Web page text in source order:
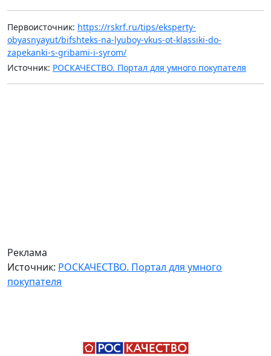
Первоисточник: https://rskrf.ru/tips/eksperty-
obyasnyayut/bifshteks-na-lyuboy-vkus-ot-klassiki-do-
zapekanki-s-gribami-i-syrom/
Источник: РОСКАЧЕСТВО. Портал для умного покупателя
Реклама
Источник: РОСКАЧЕСТВО. Портал для умного
покупателя